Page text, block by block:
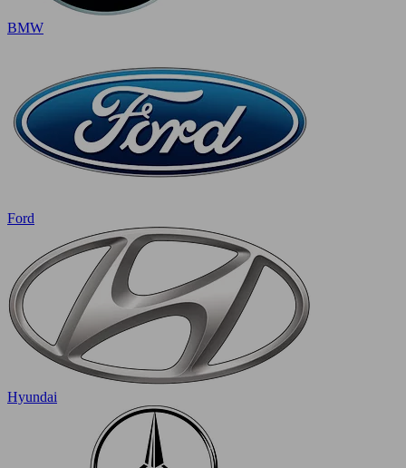
BMW
Ford
Hyundai